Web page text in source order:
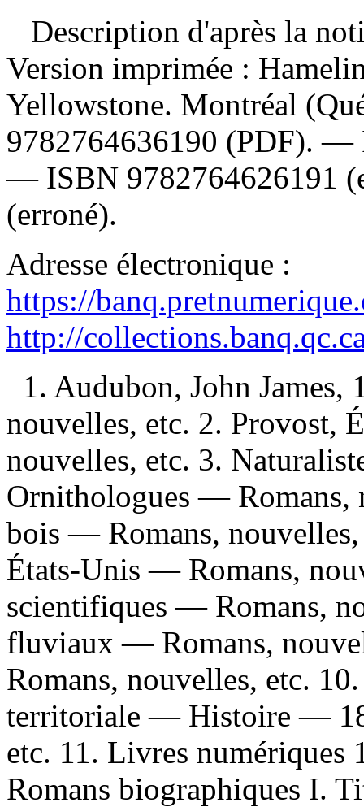
Description d'après la
Version imprimée :
Yellowstone. Montréal
9782764636190 (PDF). —
— ISBN 9782764626191
(erroné).
Adresse électronique :
https://
http://
1. Audubon, John
nouvelles, etc. 2. Provost,
nouvelles, etc. 3.
Ornithologues — Romans,
bois — Romans,
États-Unis — Romans,
scientifiques — Romans,
fluviaux — Romans,
Romans, nouvelles, etc.
territoriale — Histoire —
etc. 11. Livres numériques
Romans biographiques I.